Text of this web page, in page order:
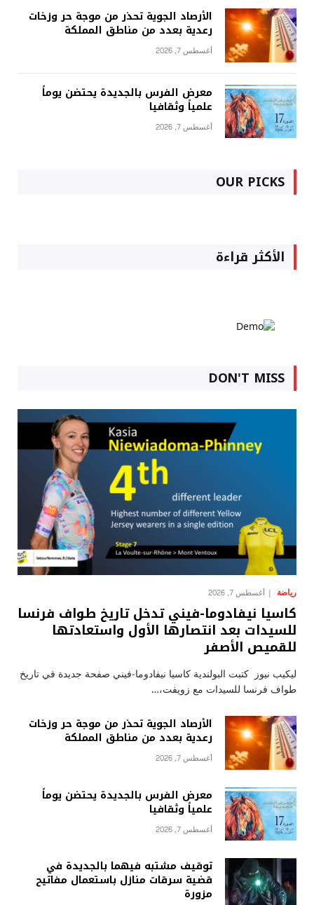
الأرصاد الجوية تحذر من موجة حر وزخات
رعدية بعدد من مناطق المملكة
أغسطس 7, 2026
معرض الفرس بالجديدة يحتضن يوماً
علمياً وثقافيا
أغسطس 7, 2026
OUR PICKS
الأكثر قراءة
DON'T MISS
رياضة أغسطس 7, 2026
كاسيا نيفادوما-فيني تدخل تاريخ طواف فرنسا
للسيدات بعد انتصارها الأول واستعادتها
للقميص الأصفر
ليكيب نيوز كتبت البولندية كاسيا نيفادوما-فيني صفحة جديدة في تاريخ
طواف فرنسا للسيدات مع زويفت،…
الأرصاد الجوية تحذر من موجة حر وزخات
رعدية بعدد من مناطق المملكة
أغسطس 7, 2026
معرض الفرس بالجديدة يحتضن يوماً
علمياً وثقافيا
أغسطس 7, 2026
توقيف مشتبه فيهما بالجديدة في
قضية سرقات منازل باستعمال مفاتيح
مزورة